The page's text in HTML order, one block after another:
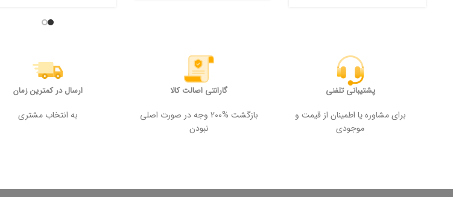
پشتیبانی تلفنی
برای مشاوره یا اطمینان از قیمت و
موجودی
گارانتی اصالت کالا
بازگشت %200 وجه در صورت اصلی
نبودن
ارسال در کمترین زمان
به انتخاب مشتری